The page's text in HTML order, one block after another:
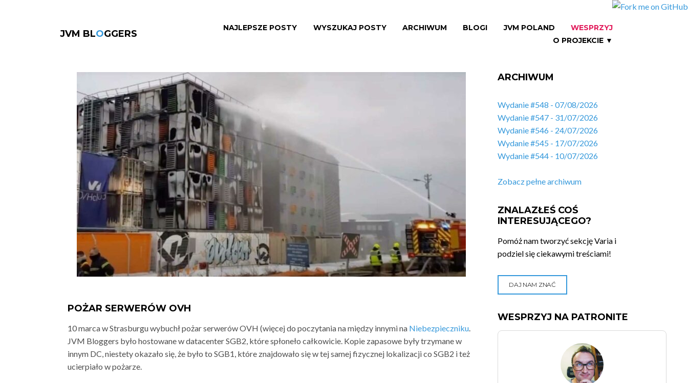
JVM BLOGGERS
NAJLEPSZE POSTY WYSZUKAJ POSTY ARCHIWUM BLOGI JVM POLAND
WESPRZYJ
O PROJEKCIE ▼
POŻAR SERWERÓW OVH
10 marca w Strasburgu wybuchł pożar serwerów OVH (więcej do poczytania na między innymi na Niebezpieczniku.
JVM Bloggers było hostowane w datacenter SGB2, które spłoneło całkowicie. Kopie zapasowe były trzymane w
innym DC, niestety okazało się, że było to SGB1, które znajdowało się w tej samej fizycznej lokalizacji co SGB2 i też
ucierpiało w pożarze.
ARCHIWUM
Wydanie #548 - 07/08/2026
Wydanie #547 - 31/07/2026
Wydanie #546 - 24/07/2026
Wydanie #545 - 17/07/2026
Wydanie #544 - 10/07/2026
Zobacz pełne archiwum
ZNALAZŁEŚ COŚ
INTERESUJĄCEGO?
Pomóż nam tworzyć sekcję Varia i
podziel się ciekawymi treściami!
DAJ NAM ZNAĆ
WESPRZYJ NA PATRONITE